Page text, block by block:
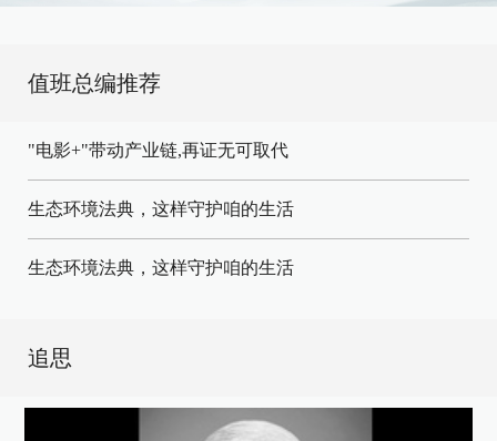
值班总编推荐
"电影+"带动产业链,再证无可取代
生态环境法典，这样守护咱的生活
生态环境法典，这样守护咱的生活
追思